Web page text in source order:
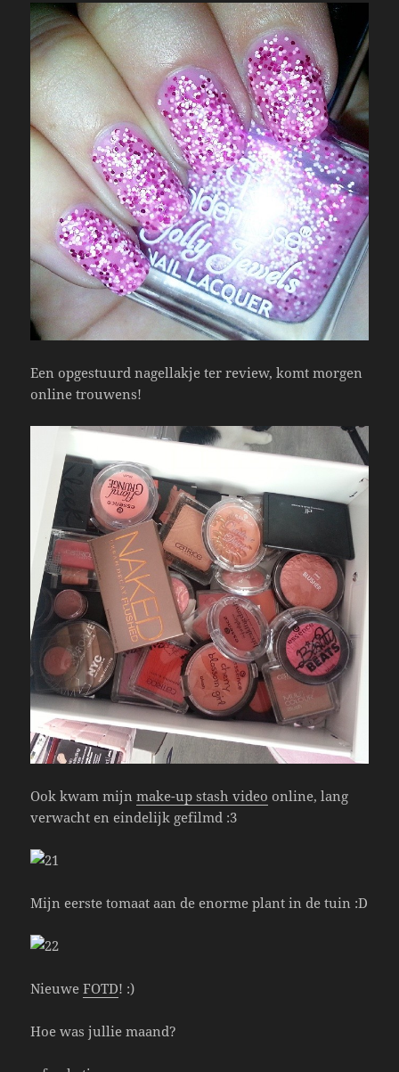
Een opgestuurd nagellakje ter review, komt morgen
online trouwens!
Ook kwam mijnmake-up stash video online, lang
verwacht en eindelijk gefilmd :3
Mijn eerste tomaat aan de enorme plant in de tuin :D
NieuweFOTD! :)
Hoe was jullie maand?